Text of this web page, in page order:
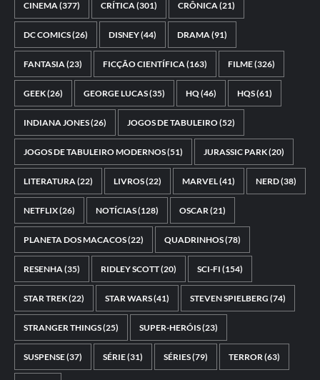
CINEMA(377) CRÍTICA(301) CRÔNICA(21)
DC COMICS(26) DISNEY(44) DRAMA(91)
FANTASIA(23) FICÇÃO CIENTÍFICA(163) FILME(326)
GEEK(26) GEORGE LUCAS(35) HQ(46) HQS(61)
INDIANA JONES(26) JOGOS DE TABULEIRO(52)
JOGOS DE TABULEIRO MODERNOS(51) JURASSIC PARK(20)
LITERATURA(22) LIVROS(22) MARVEL(41) NERD(38)
NETFLIX(26) NOTÍCIAS(128) OSCAR(21)
PLANETA DOS MACACOS(22) QUADRINHOS(78)
RESENHA(35) RIDLEY SCOTT(20) SCI-FI (154)
STAR TREK(22) STAR WARS(41) STEVEN SPIELBERG (74)
STRANGER THINGS(25) SUPER-HERÓIS(23)
SUSPENSE(37) SÉRIE(31) SÉRIES(79) TERROR(63)